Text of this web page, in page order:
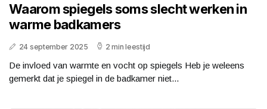
Waarom spiegels soms slecht werken in
warme badkamers
24 september 2025 2 min leestijd
De invloed van warmte en vocht op spiegels Heb je weleens
gemerkt dat je spiegel in de badkamer niet...